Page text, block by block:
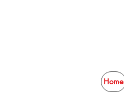
Home